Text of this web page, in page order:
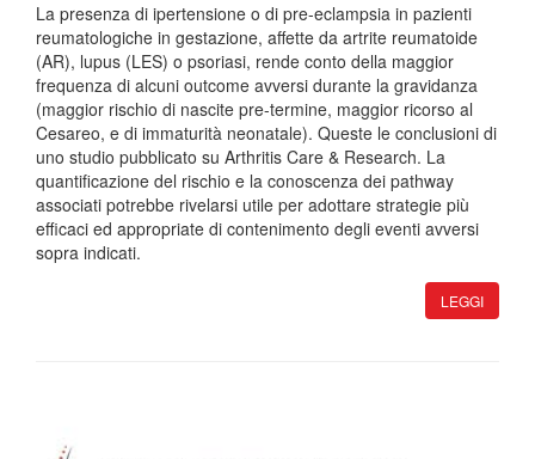
La presenza di ipertensione o di pre-eclampsia in pazienti
reumatologiche in gestazione, affette da artrite reumatoide
(AR), lupus (LES) o psoriasi, rende conto della maggior
frequenza di alcuni outcome avversi durante la gravidanza
(maggior rischio di nascite pre-termine, maggior ricorso al
Cesareo, e di immaturità neonatale). Queste le conclusioni di
uno studio pubblicato su Arthritis Care & Research. La
quantificazione del rischio e la conoscenza dei pathway
associati potrebbe rivelarsi utile per adottare strategie più
efficaci ed appropriate di contenimento degli eventi avversi
sopra indicati.
LEGGI